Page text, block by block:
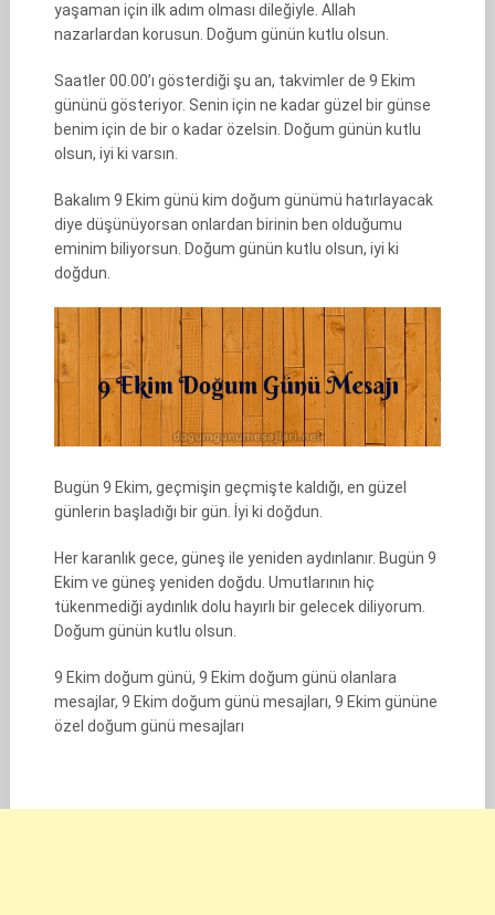
yaşaman için ilk adım olması dileğiyle. Allah
nazarlardan korusun. Doğum günün kutlu olsun.
Saatler 00.00’ı gösterdiği şu an, takvimler de 9 Ekim
gününü gösteriyor. Senin için ne kadar güzel bir günse
benim için de bir o kadar özelsin. Doğum günün kutlu
olsun, iyi ki varsın.
Bakalım 9 Ekim günü kim doğum günümü hatırlayacak
diye düşünüyorsan onlardan birinin ben olduğumu
eminim biliyorsun. Doğum günün kutlu olsun, iyi ki
doğdun.
Bugün 9 Ekim, geçmişin geçmişte kaldığı, en güzel
günlerin başladığı bir gün. İyi ki doğdun.
Her karanlık gece, güneş ile yeniden aydınlanır. Bugün 9
Ekim ve güneş yeniden doğdu. Umutlarının hiç
tükenmediği aydınlık dolu hayırlı bir gelecek diliyorum.
Doğum günün kutlu olsun.
9 Ekim doğum günü, 9 Ekim doğum günü olanlara
mesajlar, 9 Ekim doğum günü mesajları, 9 Ekim gününe
özel doğum günü mesajları